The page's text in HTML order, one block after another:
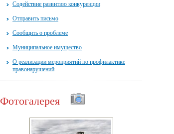
Содействие развитию конкуренции
Отправить письмо
Сообщить о проблеме
Муниципальное имущество
О реализации мероприятий по профилактике
правонарушений
Фотогалерея